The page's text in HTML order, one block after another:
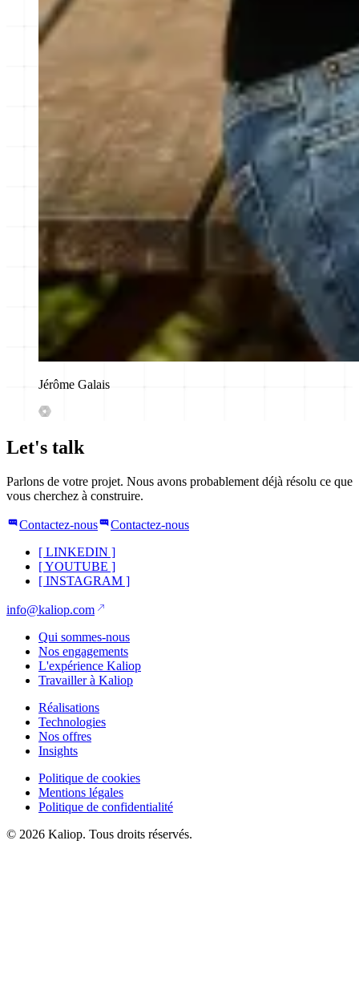
Jérôme Galais
Let's talk
Parlons de votre projet. Nous avons probablement déjà résolu ce que
vous cherchez à construire.
Contactez-nous
Contactez-nous
[ LINKEDIN ]
[YOUTUBE ]
[ INSTAGRAM ]
info@kaliop.com
Qui sommes-nous
Nos engagements
L'expérience Kaliop
Travailler à Kaliop
Réalisations
Technologies
Nos offres
Insights
Politique de cookies
Mentions légales
Politique de confidentialité
© 2026 Kaliop. Tous droits réservés.